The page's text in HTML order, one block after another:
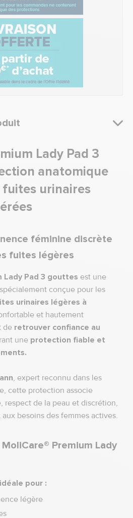
Lady Pad 3
anatomique
urinaires
féminine discrète
fuites légères
Lady Pad 3 gouttes est une
conçue pour les
urinaires légères à
et hautement
de retrouver confiance au
une protection fiable et
, expert reconnu dans les
cette protection associe
respect de la peau et discrétion,
besoins des femmes actives.
Premium Lady
pour :
légère